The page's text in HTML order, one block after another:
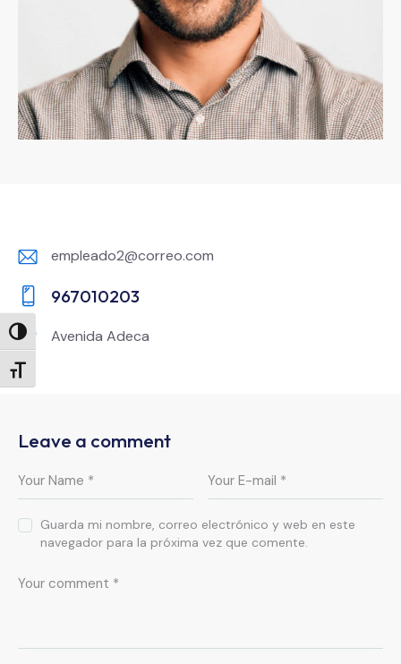
Alternar alto contraste
Alternar tamaño de letra
E-
m
ail:
empleado2@correo.com
Ph
on
e:
967010203
Ad
dr
s:
Avenida Adeca
Leave a comment
Guarda mi nombre, correo electrónico y web en este
navegador para la próxima vez que comente.